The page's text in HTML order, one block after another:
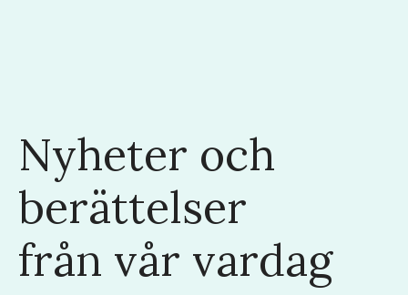
Nyheter och
berättelser
från vår vardag